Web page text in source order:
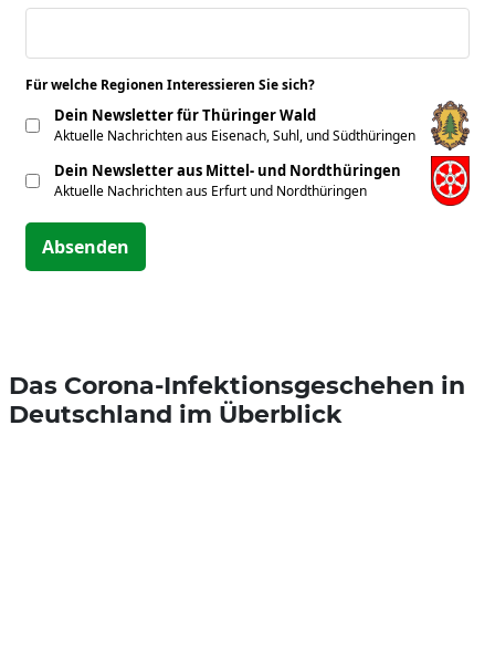
Für welche Regionen Interessieren Sie sich?
Dein Newsletter für Thüringer Wald
Aktuelle Nachrichten aus Eisenach, Suhl, und Südthüringen
Dein Newsletter aus Mittel- und Nordthüringen
Aktuelle Nachrichten aus Erfurt und Nordthüringen
Absenden
Das Corona-Infektionsgeschehen in
Deutschland im Überblick